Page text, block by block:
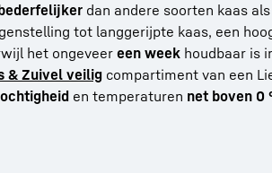
dan andere soorten kaas
tot langgerijpte kaas, een
het ongeveer een week houdbaar is
& Zuivel veilig compartiment van een
en temperaturen net boven 0